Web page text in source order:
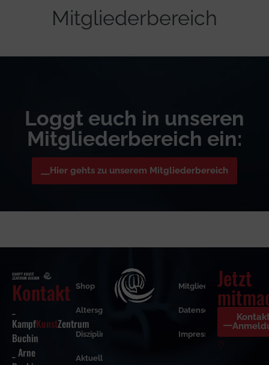
Mitgliederbereich
Loggt euch in unseren
Mitgliederbereich ein:
Hier gehts zu unserem Mitgliederbereich
Kontakt
KampfKunstZentrum
Buchin
_ Arne
Shop
Altersgruppen
Disziplinen
Aktuelles
Mitgliederbereich
Datenschutzerklärung
Impressum
Jetzt